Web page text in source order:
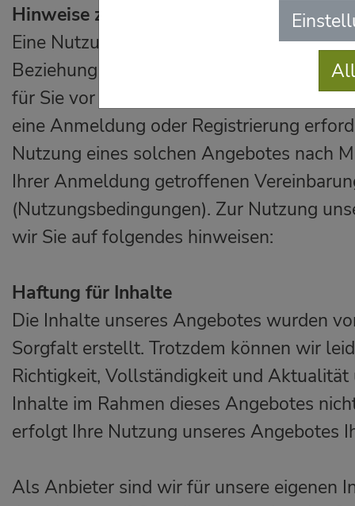
Hinweise zur Nutzung unseres
Eine Nutzung unseres Angebotes
Beziehung zwischen Ihnen als Nutzer
für Sie vor der Nutzung unseres
eine Anmeldung oder Registrierung
Nutzung eines solchen Angebotes nach
Ihrer Anmeldung getroffenen
(Nutzungsbedingungen). Zur Nutzung
wir Sie auf folgendes hinweisen:
Haftung für Inhalte
Die Inhalte unseres Angebotes wurden
Sorgfalt erstellt. Trotzdem können wir
Richtigkeit, Vollständigkeit und
Inhalte im Rahmen dieses Angebotes
erfolgt Ihre Nutzung unseres Angebotes
Als Anbieter sind wir für unsere eigenen